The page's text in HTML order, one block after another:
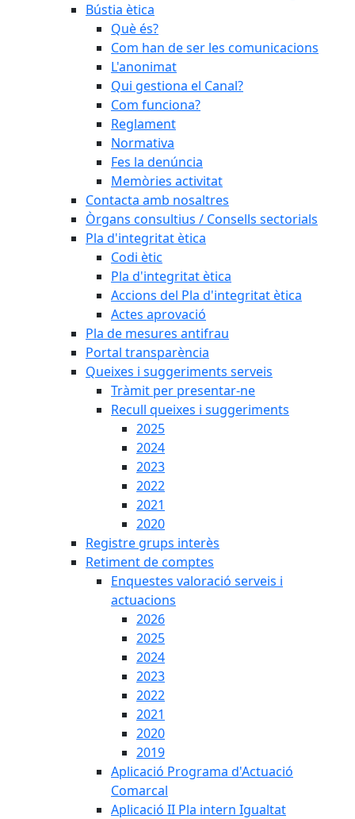
Bústia ètica
Què és?
Com han de ser les comunicacions
L'anonimat
Qui gestiona el Canal?
Com funciona?
Reglament
Normativa
Fes la denúncia
Memòries activitat
Contacta amb nosaltres
Òrgans consultius / Consells sectorials
Pla d'integritat ètica
Codi ètic
Pla d'integritat ètica
Accions del Pla d'integritat ètica
Actes aprovació
Pla de mesures antifrau
Portal transparència
Queixes i suggeriments serveis
Tràmit per presentar-ne
Recull queixes i suggeriments
2025
2024
2023
2022
2021
2020
Registre grups interès
Retiment de comptes
Enquestes valoració serveis i
actuacions
2026
2025
2024
2023
2022
2021
2020
2019
Aplicació Programa d'Actuació
Comarcal
Aplicació II Pla intern Igualtat